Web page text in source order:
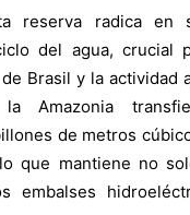
reserva radica en
del agua, crucial
Brasil y la actividad
Amazonia
de metros
que mantiene no
embalses